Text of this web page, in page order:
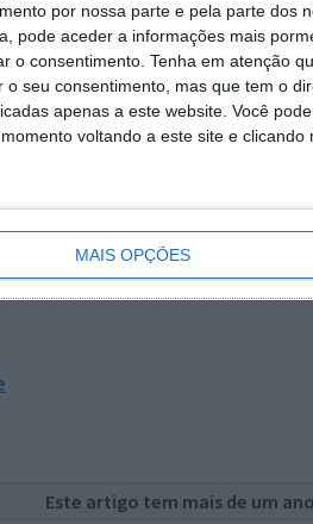
por nossa parte e pela parte dos
pode aceder a informações mais
o consentimento. Tenha em atenção
o seu consentimento, mas que tem o
apenas a este website. Você
voltando a este site e
MAIS OPÇÕES
para Android e
de PDFs, algumas
a possibilidade de testar tudo
Este artigo tem mais de um ano